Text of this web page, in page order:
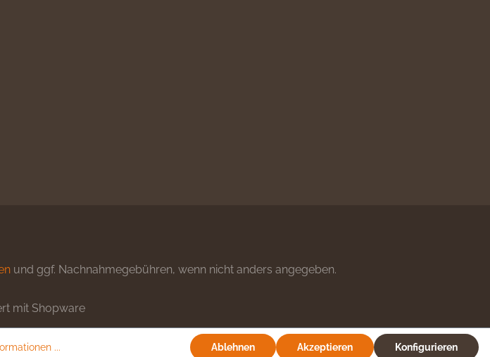
und ggf. Nachnahmegebühren, wenn nicht anders angegeben.
mit Shopware
... Ablehnen Akzeptieren Konfigurieren